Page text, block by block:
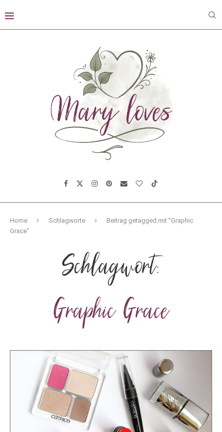
Home Schlagworte
Beitrag getagged mit "Graphic
Grace"
Schlagwort:
Graphic Grace